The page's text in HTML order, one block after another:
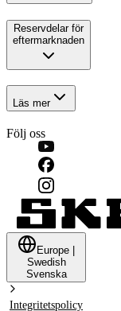
Reservdelar för
eftermarknaden
Läs mer
Följ oss
Europe
Swedish
Svenska
Integritetspolicy